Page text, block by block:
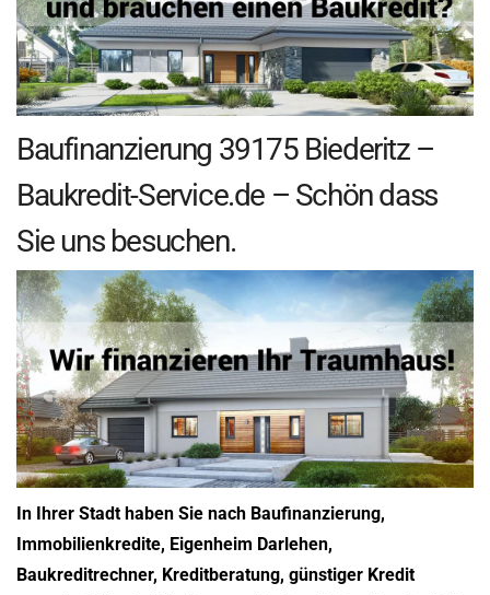
Baufinanzierung 39175 Biederitz –
Baukredit-Service.de – Schön dass
Sie uns besuchen.
In Ihrer Stadt haben Sie nach Baufinanzierung,
Immobilienkredite, Eigenheim Darlehen,
Baukreditrechner, Kreditberatung, günstiger Kredit